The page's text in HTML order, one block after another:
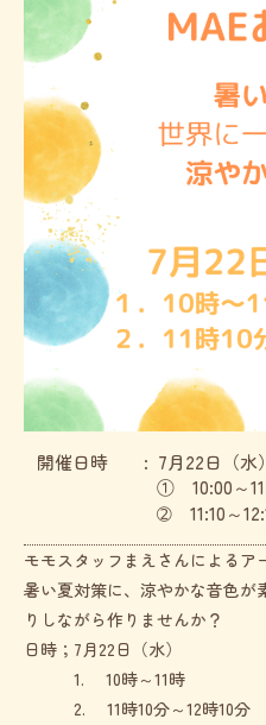
開催日時
7月22日（水）
① 10:00～
➁ 11:10～
モモスタッフまえさんによるア
暑い夏対策に、涼やかな音色が
りしながら作りませんか？
日時；7月22日（水）
1. 10時～11時
2. 11時10分～12時10分